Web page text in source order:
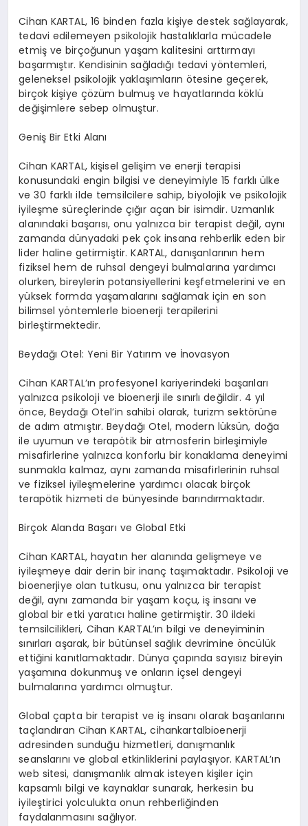
Cihan KARTAL, 16 binden fazla kişiye destek sağlayarak,
tedavi edilemeyen psikolojik hastalıklarla mücadele
etmiş ve birçoğunun yaşam kalitesini arttırmayı
başarmıştır. Kendisinin sağladığı tedavi yöntemleri,
geleneksel psikolojik yaklaşımların ötesine geçerek,
birçok kişiye çözüm bulmuş ve hayatlarında köklü
değişimlere sebep olmuştur.
Geniş Bir Etki Alanı
Cihan KARTAL, kişisel gelişim ve enerji terapisi
konusundaki engin bilgisi ve deneyimiyle 15 farklı ülke
ve 30 farklı ilde temsilcilere sahip, biyolojik ve psikolojik
iyileşme süreçlerinde çığır açan bir isimdir. Uzmanlık
alanındaki başarısı, onu yalnızca bir terapist değil, aynı
zamanda dünyadaki pek çok insana rehberlik eden bir
lider haline getirmiştir. KARTAL, danışanlarının hem
fiziksel hem de ruhsal dengeyi bulmalarına yardımcı
olurken, bireylerin potansiyellerini keşfetmelerini ve en
yüksek formda yaşamalarını sağlamak için en son
bilimsel yöntemlerle bioenerji terapilerini
birleştirmektedir.
Beydağı Otel: Yeni Bir Yatırım ve İnovasyon
Cihan KARTAL’ın profesyonel kariyerindeki başarıları
yalnızca psikoloji ve bioenerji ile sınırlı değildir. 4 yıl
önce, Beydağı Otel’in sahibi olarak, turizm sektörüne
de adım atmıştır. Beydağı Otel, modern lüksün, doğa
ile uyumun ve terapötik bir atmosferin birleşimiyle
misafirlerine yalnızca konforlu bir konaklama deneyimi
sunmakla kalmaz, aynı zamanda misafirlerinin ruhsal
ve fiziksel iyileşmelerine yardımcı olacak birçok
terapötik hizmeti de bünyesinde barındırmaktadır.
Birçok Alanda Başarı ve Global Etki
Cihan KARTAL, hayatın her alanında gelişmeye ve
iyileşmeye dair derin bir inanç taşımaktadır. Psikoloji ve
bioenerjiye olan tutkusu, onu yalnızca bir terapist
değil, aynı zamanda bir yaşam koçu, iş insanı ve
global bir etki yaratıcı haline getirmiştir. 30 ildeki
temsilcilikleri, Cihan KARTAL’ın bilgi ve deneyiminin
sınırları aşarak, bir bütünsel sağlık devrimine öncülük
ettiğini kanıtlamaktadır. Dünya çapında sayısız bireyin
yaşamına dokunmuş ve onların içsel dengeyi
bulmalarına yardımcı olmuştur.
Global çapta bir terapist ve iş insanı olarak başarılarını
taçlandıran Cihan KARTAL, cihankartalbioenerji
adresinden sunduğu hizmetleri, danışmanlık
seanslarını ve global etkinliklerini paylaşıyor. KARTAL’ın
web sitesi, danışmanlık almak isteyen kişiler için
kapsamlı bilgi ve kaynaklar sunarak, herkesin bu
iyileştirici yolculukta onun rehberliğinden
faydalanmasını sağlıyor.